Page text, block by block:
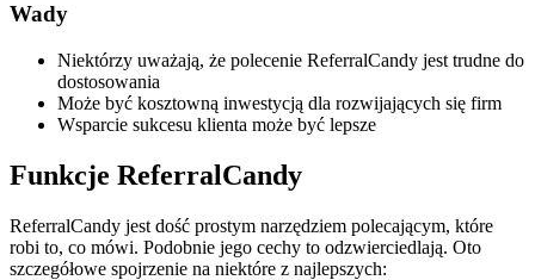
Wady
Niektórzy uważają, że polecenie ReferralCandy jest trudne do
dostosowania
Może być kosztowną inwestycją dla rozwijających się firm
Wsparcie sukcesu klienta może być lepsze
Funkcje ReferralCandy
ReferralCandy jest dość prostym narzędziem polecającym, które
robi to, co mówi. Podobnie jego cechy to odzwierciedlają. Oto
szczegółowe spojrzenie na niektóre z najlepszych: